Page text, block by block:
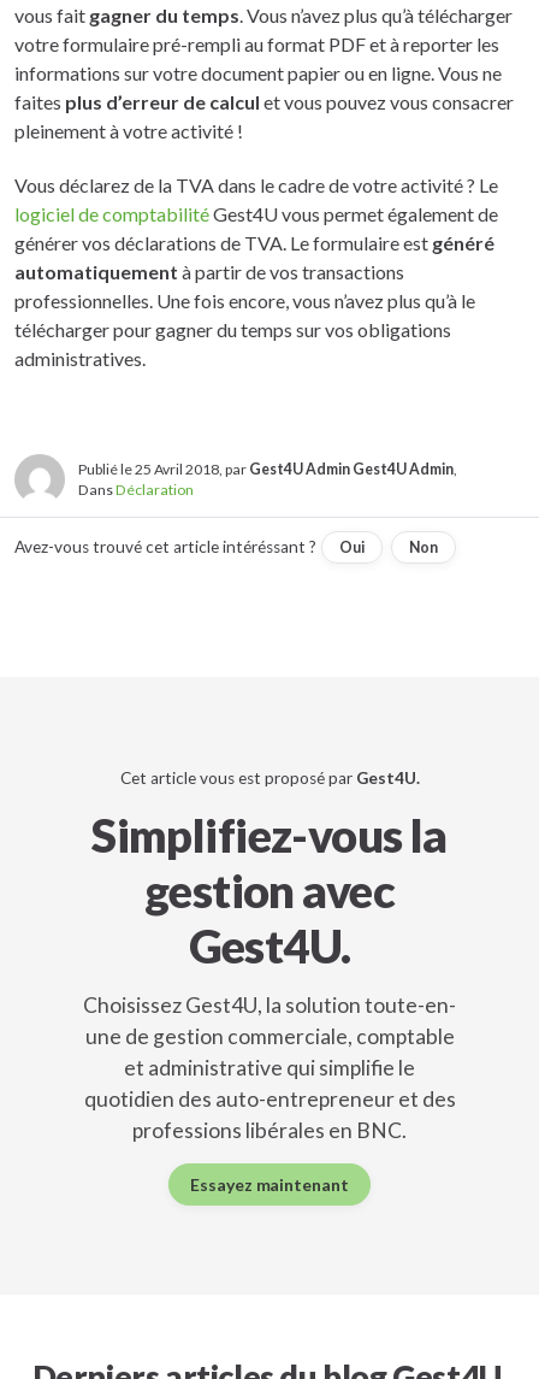
vous fait gagner du temps. Vous n’avez plus qu’à télécharger
votre formulaire pré-rempli au format PDF et à reporter les
informations sur votre document papier ou en ligne. Vous ne
faites plus d’erreur de calcul et vous pouvez vous consacrer
pleinement à votre activité !
Vous déclarez de la TVA dans le cadre de votre activité ? Le
logiciel de comptabilitéGest4U vous permet également de
générer vos déclarations de TVA. Le formulaire est généré
automatiquement à partir de vos transactions
professionnelles. Une fois encore, vous n’avez plus qu’à le
télécharger pour gagner du temps sur vos obligations
administratives.
Publié le 25 Avril 2018, par Gest4U Admin Gest4U Admin,
DansDéclaration
Avez-vous trouvé cet article intéréssant ? Oui Non
Cet article vous est proposé par Gest4U.
Simplifiez-vous la
gestion avec
Gest4U.
Choisissez Gest4U, la solution toute-en-
une de gestion commerciale, comptable
et administrative qui simplifie le
quotidien des auto-entrepreneur et des
professions libérales en BNC.
Essayez maintenant